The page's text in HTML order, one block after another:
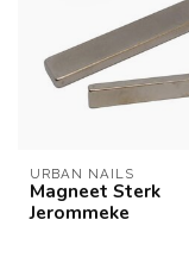
URBAN NAILS
Magneet Sterk
Jerommeke